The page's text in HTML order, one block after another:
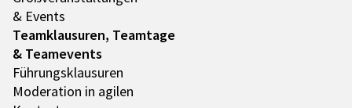
& Events
Team­klau­su­ren, Team­tage
& Team­e­vents
Führungs­klau­su­ren
Mode­ra­tion in agilen